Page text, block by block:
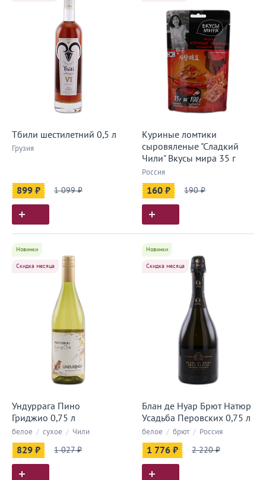
Тбили шестилетний 0,5 л
Грузия
899 ₽ 1 099 ₽
Куриные ломтики
сыровяленые "Сладкий
Чили" Вкусы мира 35 г
Россия
160 ₽ 190 ₽
Новинки
Скидка месяца
Ундуррага Пино
Гриджио 0,75 л
белое / сухое / Чили
829 ₽ 1 027 ₽
Новинки
Скидка месяца
Блан де Нуар Брют Натюр
Усадьба Перовских 0,75 л
белое / брют / Россия
1 776 ₽ 2 220 ₽